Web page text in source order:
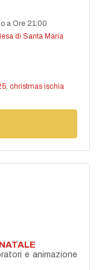
a Ore 21:00
di Santa Maria
, christmas ischia
e animazione